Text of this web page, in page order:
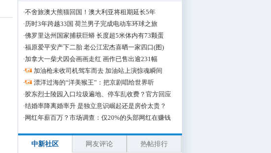
·不舍旅澳大熊猫回国！澳大利亚将租期延长5年
·历时3年跨越33国 荷兰男子完成电动车环球之旅
·佛罗里达州国家捕获巨蟒 长度超5米体内有73颗蛋
·福原爱平安产下二胎 老公江宏杰喜晒一家四口(图)
·加拿大一柴犬因会画画走红 画作已售出逾231幅
·
加油枪未收司机驾车而去 加油站上演惊魂瞬间
·
漂洋过海的“洋美猴王”：把京剧唱给世界听
·胶东烈士陵园入口垃圾遍地、停车乱收费？官方回应
·结婚率降离婚率升 是独立意识崛起还是房价太贵？
· 网红年薪百万？市场调查：仅20%的头部网红在赚钱
中新社区 网友评论 热帖排行